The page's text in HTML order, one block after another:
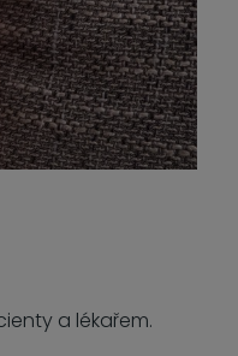
a lékařem.